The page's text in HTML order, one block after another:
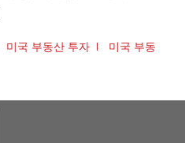
미국 부동산 투자
미국 부동